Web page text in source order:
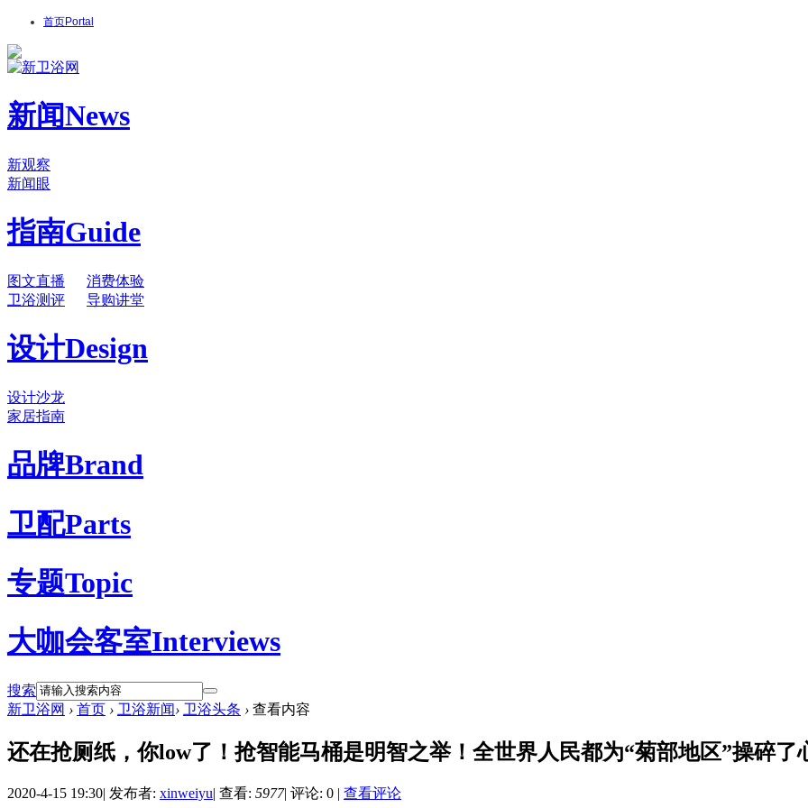
首页Portal
新闻News
新观察
新闻眼
指南Guide
图文直播
消费体验
卫浴测评
导购讲堂
设计Design
设计沙龙
家居指南
品牌Brand
卫配Parts
专题Topic
大咖会客室Interviews
搜索
新卫浴网 › 首页 › 卫浴新闻› 卫浴头条 › 查看内容
还在抢厕纸，你low了！抢智能马桶是明智之举！全世界人民都为“菊部地区”操碎了
2020-4-15 19:30| 发布者: xinweiyu| 查看: 5977| 评论: 0 | 查看评论